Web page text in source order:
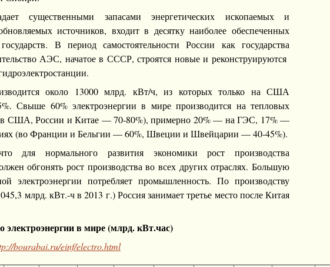
существенными запасами энергетических ископаемых и
источников, входит в десятку наиболее обеспеченных
В период самостоятельности России как государства
АЭС, начатое в СССР, строятся новые и реконструируются
около 13000 млрд. кВт/ч, из которых только на США
Свыше 60% электроэнергии в мире производится на тепловых
(в США, России и Китае — 70-80%), примерно 20% — на ГЭС, 17% —
(во Франции и Бельгии — 60%, Швеции и Швейцарии — 40-45%).
для нормального развития экономики рост производства
обгонять рост производства во всех других отраслях. Большую
электроэнергии потребляет промышленность. По производству
млрд. кВт.-ч в 2013 г.) Россия занимает третье место после Китая
электроэнергии в мире (млрд. кВт.час)
bourabai.ru/einf/electro.html